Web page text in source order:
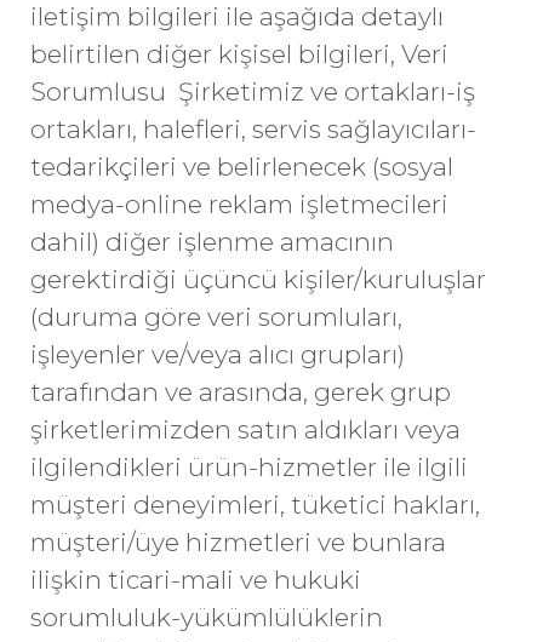
iletişim bilgileri ile aşağıda detaylı
belirtilen diğer kişisel bilgileri, Veri
Sorumlusu Şirketimiz ve ortakları-iş
ortakları, halefleri, servis sağlayıcıları-
tedarikçileri ve belirlenecek (sosyal
medya-online reklam işletmecileri
dahil) diğer işlenme amacının
gerektirdiği üçüncü kişiler/kuruluşlar
(duruma göre veri sorumluları,
işleyenler ve/veya alıcı grupları)
tarafından ve arasında, gerek grup
şirketlerimizden satın aldıkları veya
ilgilendikleri ürün-hizmetler ile ilgili
müşteri deneyimleri, tüketici hakları,
müşteri/üye hizmetleri ve bunlara
ilişkin ticari-mali ve hukuki
sorumluluk-yükümlülüklerin